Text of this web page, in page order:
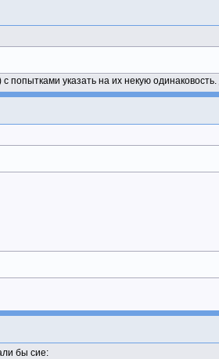
попытками указать на их некую
бы сие: